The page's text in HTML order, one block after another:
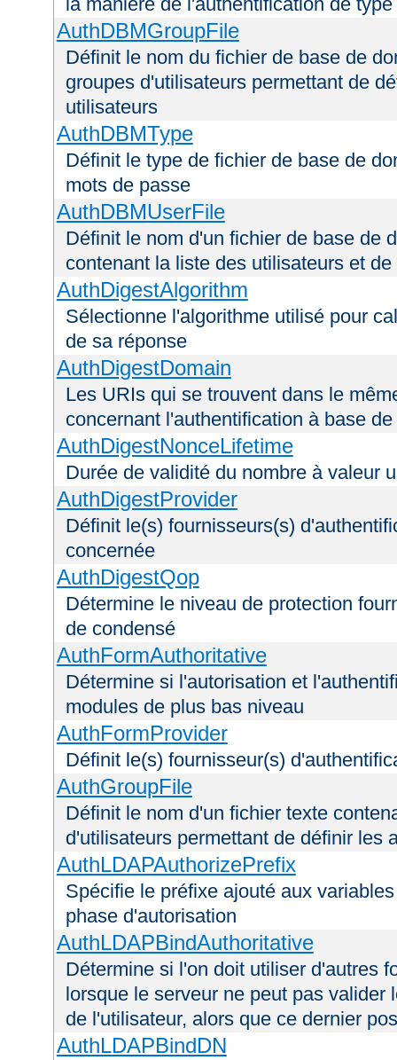
AuthDBMGroupFile
Définit le nom du fichier de base de
groupes d'utilisateurs permettant de
utilisateurs
AuthDBMType
Définit le type de fichier de base de
mots de passe
AuthDBMUserFile
Définit le nom d'un fichier de base de
contenant la liste des utilisateurs et
AuthDigestAlgorithm
Sélectionne l'algorithme utilisé pour
de sa réponse
AuthDigestDomain
Les URIs qui se trouvent dans le
concernant l'authentification à base
AuthDigestNonceLifetime
Durée de validité du nombre à valeur
AuthDigestProvider
Définit le(s) fournisseurs(s)
concernée
AuthDigestQop
Détermine le niveau de protection
de condensé
AuthFormAuthoritative
Détermine si l'autorisation et
modules de plus bas niveau
AuthFormProvider
Définit le(s) fournisseur(s)
AuthGroupFile
Définit le nom d'un fichier texte
d'utilisateurs permettant de définir les
AuthLDAPAuthorizePrefix
Spécifie le préfixe ajouté aux
phase d'autorisation
AuthLDAPBindAuthoritative
Détermine si l'on doit utiliser d'autres
lorsque le serveur ne peut pas valider
de l'utilisateur, alors que ce dernier
AuthLDAPBindDN